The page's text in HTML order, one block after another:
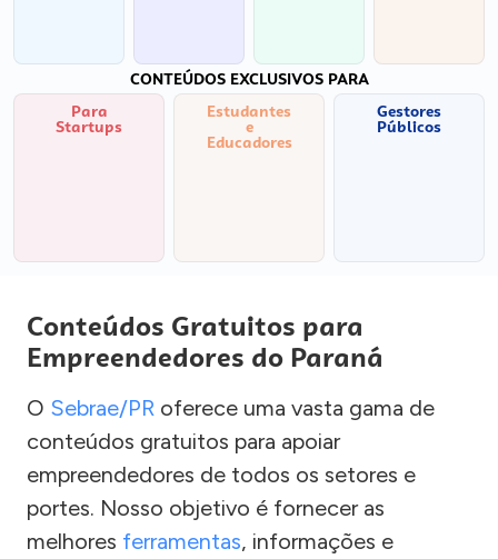
CONTEÚDOS EXCLUSIVOS PARA
Para
Startups
Estudantes
e
Educadores
Gestores
Públicos
Conteúdos Gratuitos para
Empreendedores do Paraná
O Sebrae/PR oferece uma vasta gama de
conteúdos gratuitos para apoiar
empreendedores de todos os setores e
portes. Nosso objetivo é fornecer as
melhores ferramentas, informações e